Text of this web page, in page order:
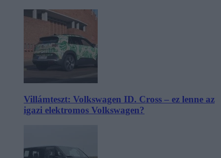
Villámteszt: Volkswagen ID. Cross – ez lenne az
igazi elektromos Volkswagen?